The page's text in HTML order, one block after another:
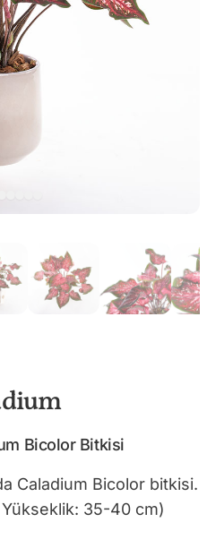
Bicolor Bitkisi
Caladium Bicolor bitkisi.
Yükseklik: 35-40 cm)